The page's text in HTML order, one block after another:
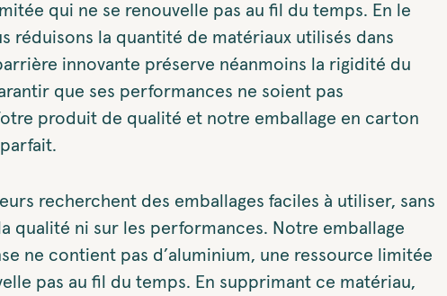
qui ne se renouvelle pas au fil du temps. En le
réduisons la quantité de matériaux utilisés dans
innovante préserve néanmoins la rigidité du
que ses performances ne soient pas
produit de qualité et notre emballage en carton
recherchent des emballages faciles à utiliser, sans
qualité ni sur les performances. Notre emballage
ne contient pas d’aluminium, une ressource limitée
pas au fil du temps. En supprimant ce matériau,